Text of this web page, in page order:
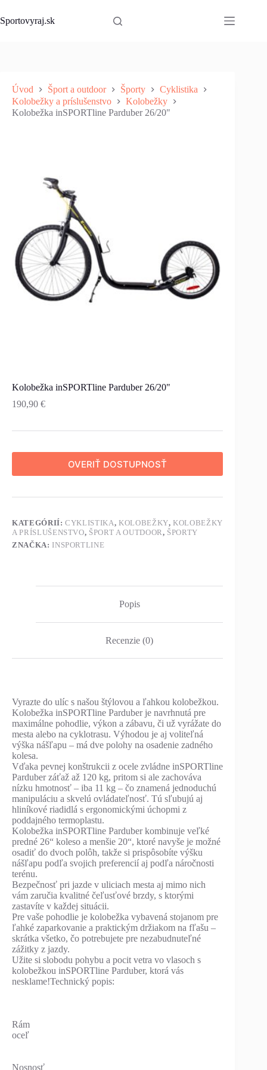
to
content
Sportovyraj.sk
Úvod Šport a outdoor Športy
Cyklistika
Kolobežky a príslušenstvo
Kolobežky
Kolobežka inSPORTline Parduber 26/20"
Kolobežka inSPORTline Parduber 26/20"
190,90 €
OVERIŤ DOSTUPNOSŤ
KATEGÓRIÍ:CYKLISTIKA, KOLOBEŽKY,KOLOBEŽKY
A PRÍSLUŠENSTVO, ŠPORT A OUTDOOR, ŠPORTY
ZNAČKA: INSPORTLINE
Popis
Recenzie (0)
Vyrazte do ulíc s našou štýlovou a ľahkou kolobežkou.
Kolobežka inSPORTline Parduber je navrhnutá pre
maximálne pohodlie, výkon a zábavu, či už vyrážate do
mesta alebo na cyklotrasu. Výhodou je aj voliteľná
výška nášľapu – má dve polohy na osadenie zadného
kolesa.
Vďaka pevnej konštrukcii z ocele zvládne inSPORTline
Parduber záťaž až 120 kg, pritom si ale zachováva
nízku hmotnosť – iba 11 kg – čo znamená jednoduchú
manipuláciu a skvelú ovládateľnosť. Tú sľubujú aj
hliníkové riadidlá s ergonomickými úchopmi z
poddajného termoplastu.
Kolobežka inSPORTline Parduber kombinuje veľké
predné 26“ koleso a menšie 20“, ktoré navyše je možné
osadiť do dvoch polôh, takže si prispôsobíte výšku
nášľapu podľa svojich preferencií aj podľa náročnosti
terénu.
Bezpečnosť pri jazde v uliciach mesta aj mimo nich
vám zaručia kvalitné čeľusťové brzdy, s ktorými
zastavíte v každej situácii.
Pre vaše pohodlie je kolobežka vybavená stojanom pre
ľahké zaparkovanie a praktickým držiakom na fľašu –
skrátka všetko, čo potrebujete pre nezabudnuteľné
zážitky z jazdy.
Užite si slobodu pohybu a pocit vetra vo vlasoch s
kolobežkou inSPORTline Parduber, ktorá vás
nesklame!Technický popis:
Rám
oceľ
Nosnosť